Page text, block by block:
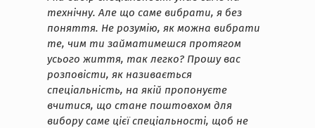
технічну. Але що саме вибрати, я без
поняття. Не розумію, як можна вибрати
те, чим ти займатимешся протягом
усього життя, так легко? Прошу вас
розповісти, як називається
спеціальність, на якій пропонуєте
вчитися, що стане поштовхом для
вибору саме цієї спеціальності, щоб не